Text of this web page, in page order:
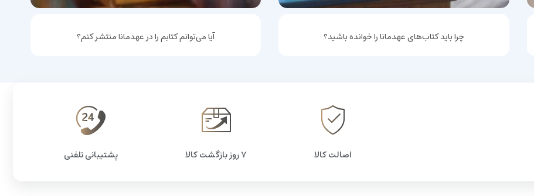
چرا باید کتاب‌های عهدمانا را خوانده باشید؟ آیا می‌توانم کتابم را در عهدمانا منتشر کنم؟
اصالت کالا ۷ روز بازگشت کالا پشتیبانی تلفنی